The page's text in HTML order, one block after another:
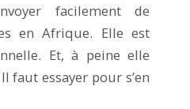
facilement de
en Afrique. Elle est
Et, à peine elle
faut essayer pour s’en